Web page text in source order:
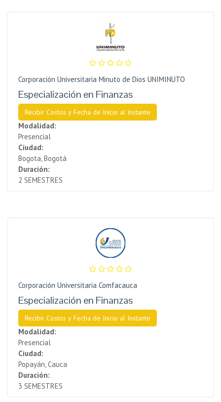
Corporación Universitaria Minuto de Dios UNIMINUTO
Especialización en Finanzas
Recibir Costos y Fecha de Inicio al Instante
Modalidad:
Presencial
Ciudad:
Bogota, Bogotá
Duración:
2 SEMESTRES
Corporación Universitaria Comfacauca
Especialización en Finanzas
Recibir Costos y Fecha de Inicio al Instante
Modalidad:
Presencial
Ciudad:
Popayán, Cauca
Duración:
3 SEMESTRES